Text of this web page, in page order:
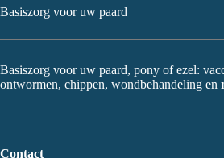
Basiszorg voor uw paard
Basiszorg voor uw paard, pony of ezel:
ontwormen, chippen, wondbehandeling en
Contact